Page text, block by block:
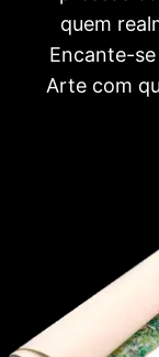
quem
Encante-
Arte com